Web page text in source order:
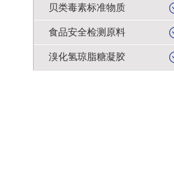
贝类毒素标准物质
食品安全检测原料
溴化氢琼脂糖凝胶